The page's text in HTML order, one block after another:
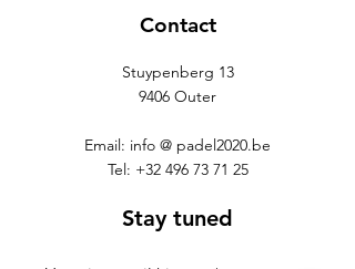
Contact
Stuypenberg 13
9406 Outer
Email: info @ padel2020.be
Tel: +32 496 73 71 25
Stay tuned